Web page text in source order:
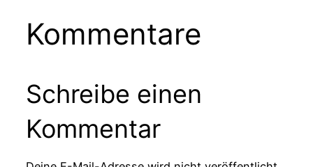
Kommentare
Schreibe einen
Kommentar